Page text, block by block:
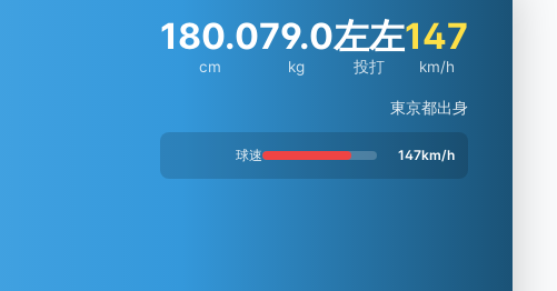
180.0
cm
79.0
kg
左左
投打
147
km/h
東京都出身
球速 147km/h